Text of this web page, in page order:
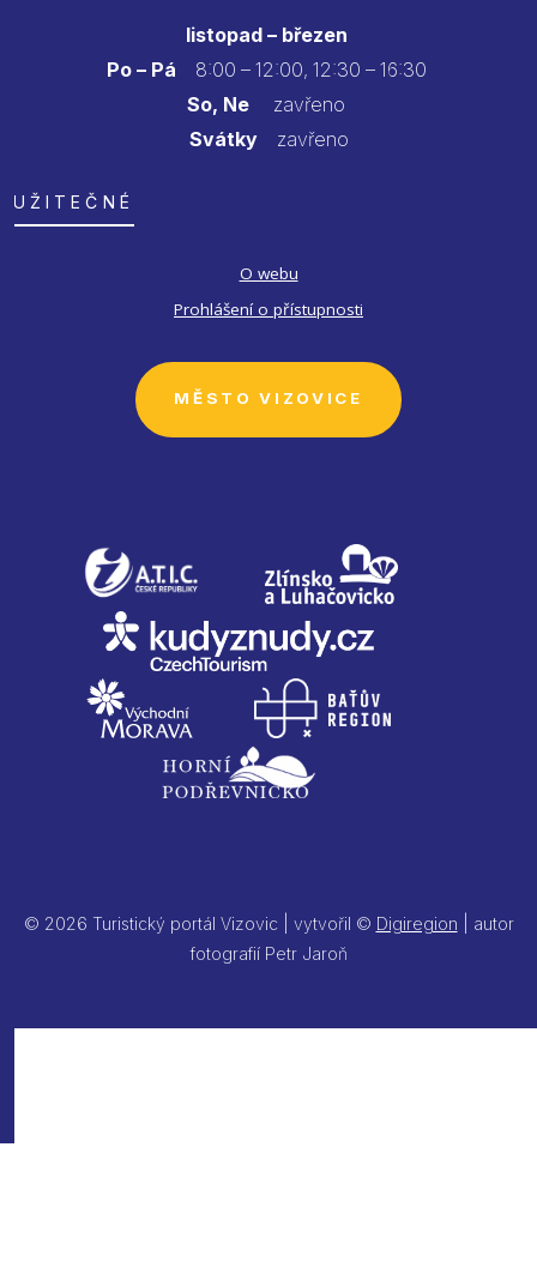
listopad – březen
Po – Pá 8:00 – 12:00, 12:30 – 16:30
So, Ne zavřeno
Svátkyzavřeno
UŽITEČNÉ
O webu
Prohlášení o přístupnosti
MĚSTO VIZOVICE
© 2026 Turistický portál Vizovic | vytvořil © Digiregion | autor
fotografií Petr Jaroň